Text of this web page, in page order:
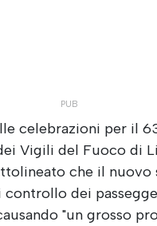
celebrazioni per il
Vigili del Fuoco di
che il nuovo
dei
"un grosso